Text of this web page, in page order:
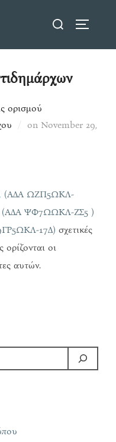
Search
ορισμού
on Posted
November 29,
(ΑΔΑ ΩΖΠ5ΩΚΛ-
(ΑΔΑ ΨΦ7ΩΩΚΛ-ΖΣ5 )
17Δ) σχετικές
οι
αυτών.